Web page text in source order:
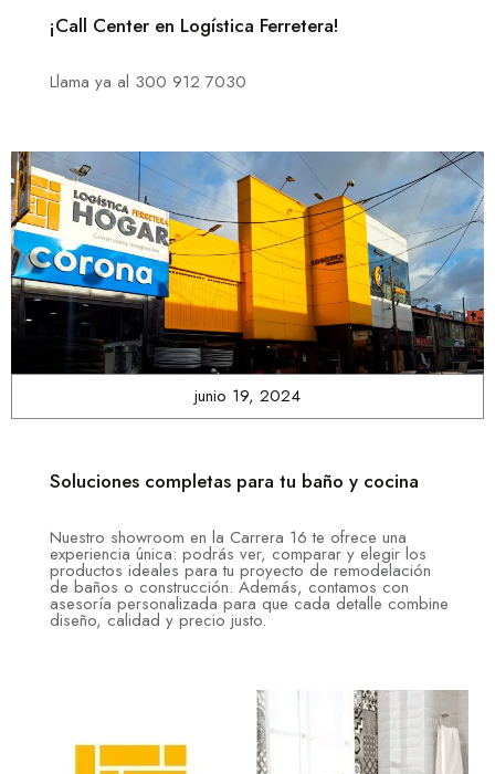
¡Call Center en Logística Ferretera!
Llama ya al 300 912 7030
junio 19, 2024
Soluciones completas para tu baño y cocina
Nuestro showroom en la Carrera 16 te ofrece una
experiencia única: podrás ver, comparar y elegir los
productos ideales para tu proyecto de remodelación
de baños o construcción. Además, contamos con
asesoría personalizada para que cada detalle combine
diseño, calidad y precio justo.